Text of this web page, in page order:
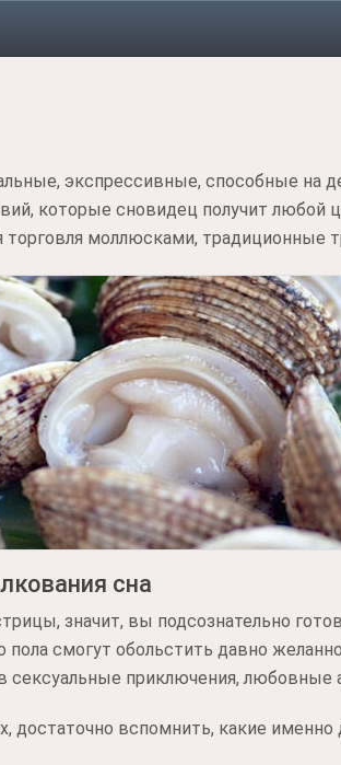
экспрессивные, способные на
которые сновидец получит любой
торговля моллюсками, традиционные
сна
значит, вы подсознательно
смогут обольстить давно
сексуальные приключения,
достаточно вспомнить, какие